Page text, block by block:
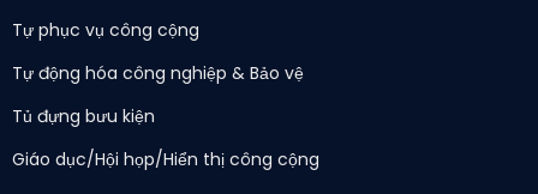
Tự phục vụ công cộng
Tự động hóa công nghiệp & Bảo vệ
Tủ đựng bưu kiện
Giáo dục/Hội họp/Hiển thị công cộng